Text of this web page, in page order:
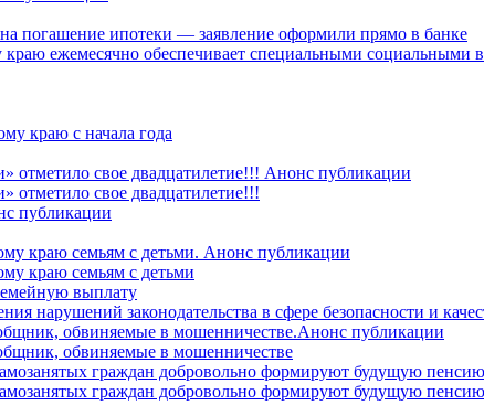
погашение ипотеки — заявление оформили прямо в банке
ежемесячно обеспечивает специальными социальными
краю с начала года
отметило свое двадцатилетие!!! Анонс публикации
отметило свое двадцатилетие!!!
краю семьям с детьми. Анонс публикации
краю семьям с детьми
выплату
нарушений законодательства в сфере безопасности и
обвиняемые в мошенничестве.Анонс публикации
обвиняемые в мошенничестве
граждан добровольно формируют будущую
граждан добровольно формируют будущую пенсию